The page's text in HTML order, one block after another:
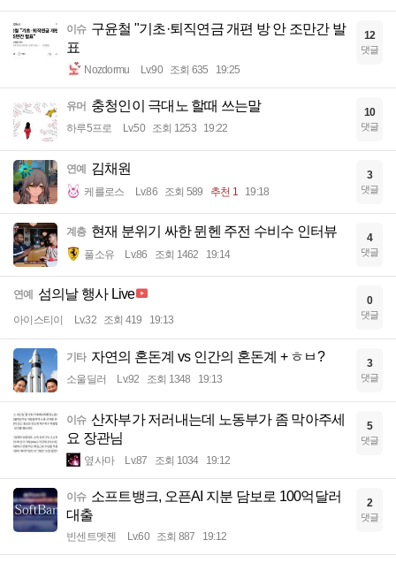
이슈 구윤철 "기초·퇴직연금 개편 방 안 조만간 발
표
Nozdormu Lv.90 조회 635 19:25
12
댓글
유머 충청인이 극대노 할때 쓰는말
하루5프로 Lv.50 조회 1253 19:22
10
댓글
연예 김채원
케를로스 Lv.86 조회 589 추천 1 19:18
3
댓글
계층 현재 분위기 싸한 뮌헨 주전 수비수 인터뷰
풀소유 Lv.86 조회 1462 19:14
4
댓글
연예 섬의날 행사 Live
아이스티이 Lv.32 조회 419 19:13
0
댓글
기타 자연의 혼돈계 vs 인간의 혼돈계 + ㅎㅂ?
소울딜러 Lv.92 조회 1348 19:13
3
댓글
이슈 산자부가 저러내는데 노동부가 좀 막아주세
요 장관님
옆사마 Lv.87 조회 1034 19:12
5
댓글
이슈 소프트뱅크, 오픈AI 지분 담보로 100억달러
대출
빈센트멧젠 Lv.60 조회 887 19:12
2
댓글